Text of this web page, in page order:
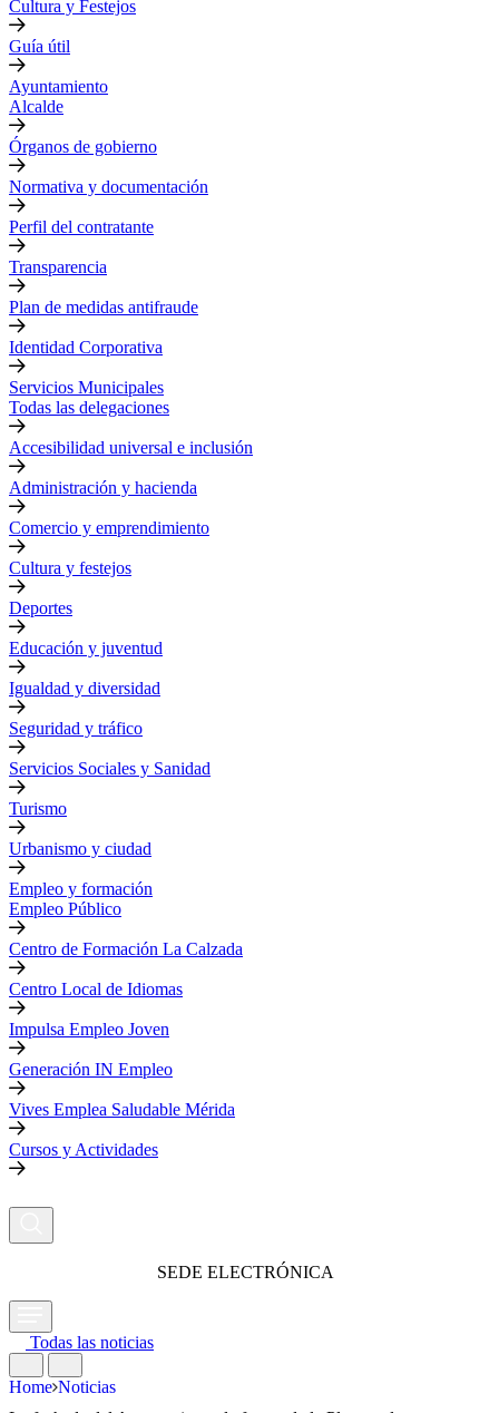
Cultura y Festejos
Guía útil
Ayuntamiento
Alcalde
Órganos de gobierno
Normativa y documentación
Perfil del contratante
Transparencia
Plan de medidas antifraude
Identidad Corporativa
Servicios Municipales
Todas las delegaciones
Accesibilidad universal e inclusión
Administración y hacienda
Comercio y emprendimiento
Cultura y festejos
Deportes
Educación y juventud
Igualdad y diversidad
Seguridad y tráfico
Servicios Sociales y Sanidad
Turismo
Urbanismo y ciudad
Empleo y formación
Empleo Público
Centro de Formación La Calzada
Centro Local de Idiomas
Impulsa Empleo Joven
Generación IN Empleo
Vives Emplea Saludable Mérida
Cursos y Actividades
SEDE ELECTRÓNICA
Todas las noticias
Home Noticias